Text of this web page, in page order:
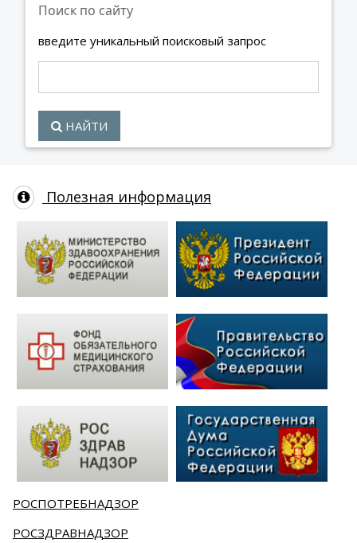
Поиск по сайту
введите уникальный поисковый запрос
НАЙТИ
Полезная информация
РОСПОТРЕБНАДЗОР
РОСЗДРАВНАДЗОР